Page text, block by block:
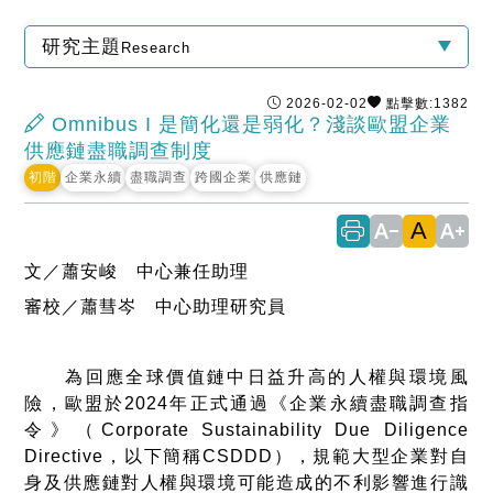
研究主題 Research
2026-02-02 點擊數:1382
Omnibus I 是簡化還是弱化？淺談歐盟企業
供應鏈盡職調查制度
初階 企業永續 盡職調查 跨國企業 供應鏈
text_decrease A text_increase
文／蕭安峻 中心兼任助理
審校／蕭彗岑 中心助理研究員
為回應全球價值鏈中日益升高的人權與環境風
險，歐盟於2024年正式通過《企業永續盡職調查指
令》（Corporate Sustainability Due Diligence
Directive，以下簡稱CSDDD），規範大型企業對自
身及供應鏈對人權與環境可能造成的不利影響進行識